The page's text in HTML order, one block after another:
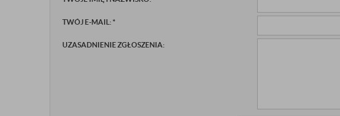
TWÓJ E-MAIL:*
UZASADNIENIE ZGŁOSZENIA: